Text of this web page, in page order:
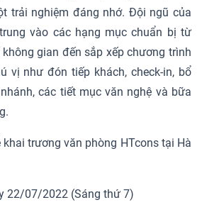
trải nghiệm đáng nhớ. Đội ngũ của
vào các hạng mục chuẩn bị từ
gian đến sắp xếp chương trình
vị như đón tiếp khách, check-in, bổ
các tiết mục văn nghệ và bữa
trương văn phòng HTcons tại Hà
22/07/2022 (Sáng thứ 7)